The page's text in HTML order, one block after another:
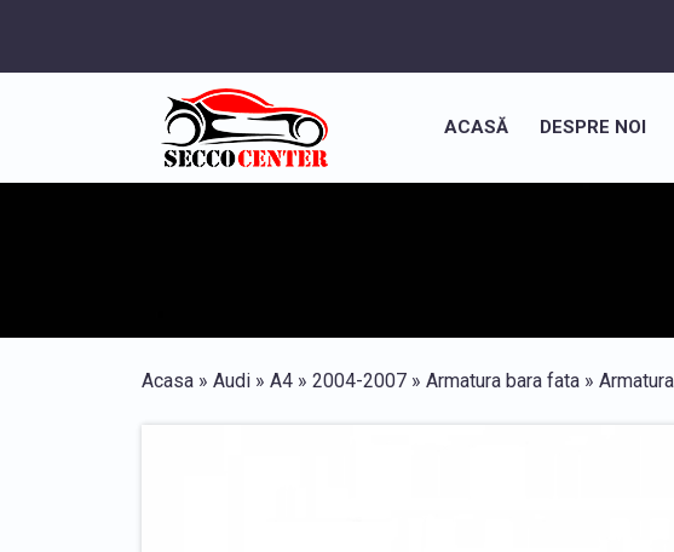
ACASĂ DESPRE NOI
Acasa » Audi » A4 » 2004-2007 » Armatura bara fata »